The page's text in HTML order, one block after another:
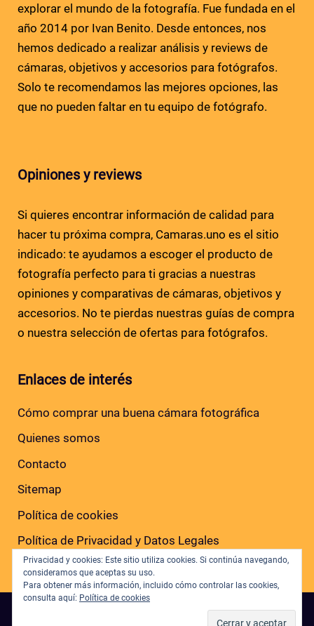
explorar el mundo de la fotografía. Fue fundada en el
año 2014 por Ivan Benito. Desde entonces, nos
hemos dedicado a realizar análisis y reviews de
cámaras, objetivos y accesorios para fotógrafos.
Solo te recomendamos las mejores opciones, las
que no pueden faltar en tu equipo de fotógrafo.
Privacidad y cookies: Este sitio utiliza cookies. Si continúa navegando,
consideramos que aceptas su uso.
Para obtener más información, incluido cómo controlar las cookies,
consulta aquí: Política de cookies
Opiniones y reviews
Si quieres encontrar información de calidad para
hacer tu próxima compra, Camaras.uno es el sitio
indicado: te ayudamos a escoger el producto de
fotografía perfecto para ti gracias a nuestras
opiniones y comparativas de cámaras, objetivos y
accesorios. No te pierdas nuestras guías de compra
o nuestra selección de ofertas para fotógrafos.
Enlaces de interés
Cómo comprar una buena cámara fotográfica
Quienes somos
Contacto
Sitemap
Política de cookies
Política de Privacidad y Datos Legales
Copyright © 2026 · Todos los derechos reservados